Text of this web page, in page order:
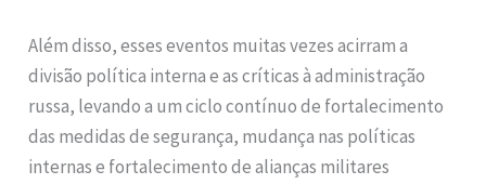
Além disso, esses eventos muitas vezes acirram a
divisão política interna e as críticas à administração
russa, levando a um ciclo contínuo de fortalecimento
das medidas de segurança, mudança nas políticas
internas e fortalecimento de alianças militares